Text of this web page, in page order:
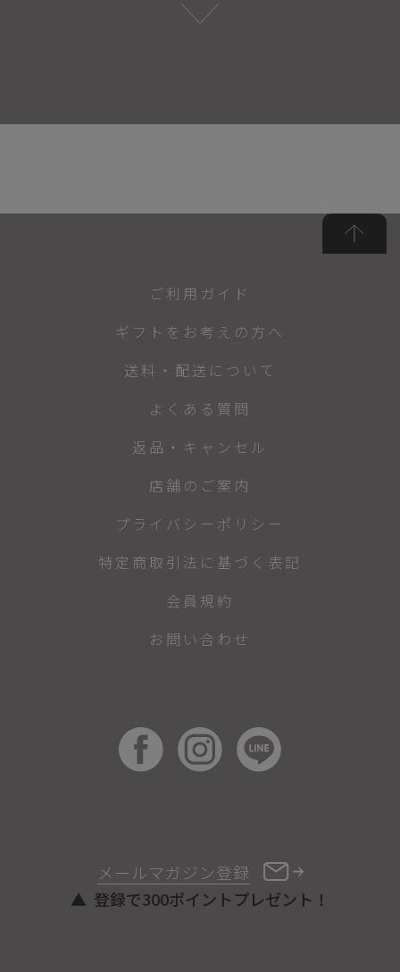
メールマガジン登録
登録で300ポイントプレゼント！
ご利用ガイド
ギフトをお考えの方へ
送料・配送について
よくある質問
返品・キャンセル
店舗のご案内
プライバシーポリシー
特定商取引法に基づく表記
会員規約
お問い合わせ